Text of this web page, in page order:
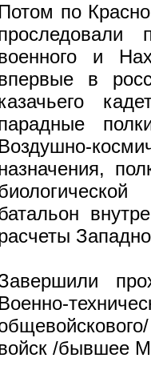
Потом по
и
в
Воздушно-
Военно-
/бывшее